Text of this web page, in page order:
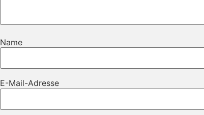
Name
E-Mail-Adresse